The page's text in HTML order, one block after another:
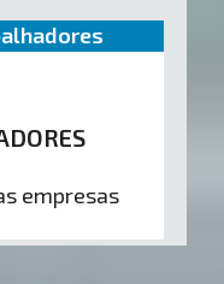
empresas